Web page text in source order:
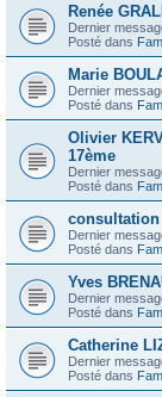
Renée
Dernier
Posté dans
Marie
Dernier
Posté dans
Olivier
17ème
Dernier
Posté dans
consultation
Dernier
Posté dans
Yves
Dernier
Posté dans
Catherine
Dernier
Posté dans